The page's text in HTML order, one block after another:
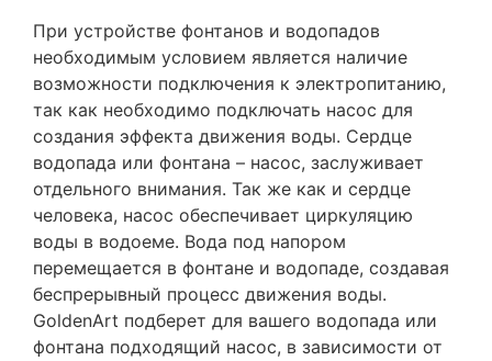
При устройстве фонтанов и водопадов
необходимым условием является наличие
возможности подключения к электропитанию,
так как необходимо подключать насос для
создания эффекта движения воды. Сердце
водопада или фонтана – насос, заслуживает
отдельного внимания. Так же как и сердце
человека, насос обеспечивает циркуляцию
воды в водоеме. Вода под напором
перемещается в фонтане и водопаде, создавая
беспрерывный процесс движения воды.
GoldenArt подберет для вашего водопада или
фонтана подходящий насос, в зависимости от